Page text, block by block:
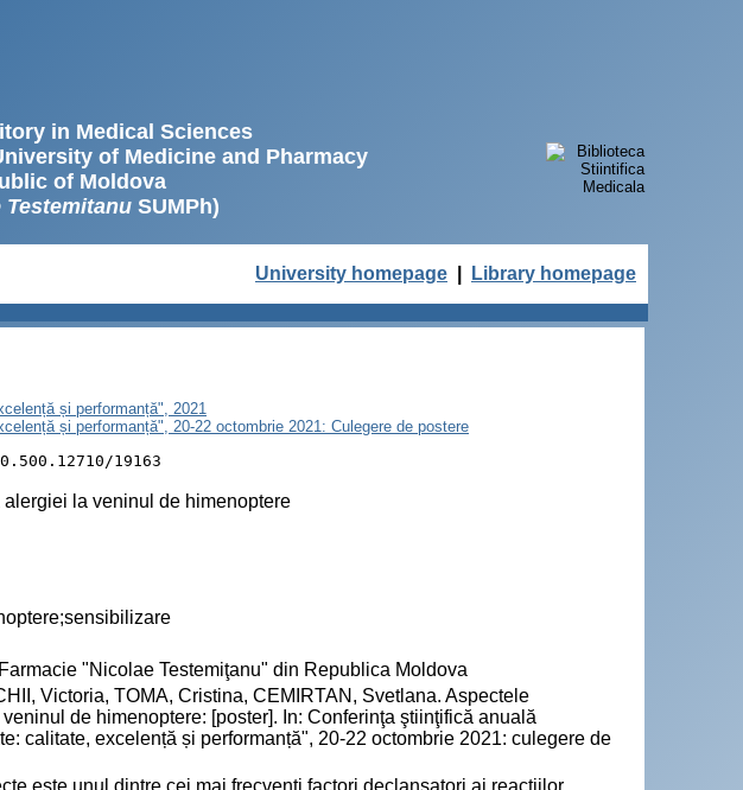
in Medical Sciences
of Medicine and Pharmacy
of Moldova
TestemitanuSUMPh)
University homepage Library homepage
și performanță", 2021
și performanță", 20-22 octombrie 2021: Culegere de postere
19163
la veninul de himenoptere
"Nicolae Testemiţanu" din Republica Moldova
Victoria, TOMA, Cristina, CEMIRTAN, Svetlana. Aspectele
de himenoptere: [poster]. In: Conferinţa ştiinţifică anuală
calitate, excelență și performanță", 20-22 octombrie 2021: culegere de
este unul dintre cei mai frecvenți factori declanșatori ai reacțiilor